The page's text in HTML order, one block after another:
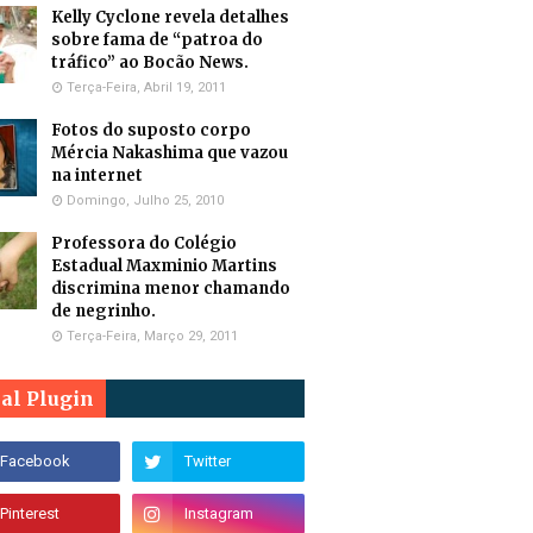
Kelly Cyclone revela detalhes
sobre fama de “patroa do
tráfico” ao Bocão News.
Terça-Feira, Abril 19, 2011
Fotos do suposto corpo
Mércia Nakashima que vazou
na internet
Domingo, Julho 25, 2010
Professora do Colégio
Estadual Maxminio Martins
discrimina menor chamando
de negrinho.
Terça-Feira, Março 29, 2011
Plugin